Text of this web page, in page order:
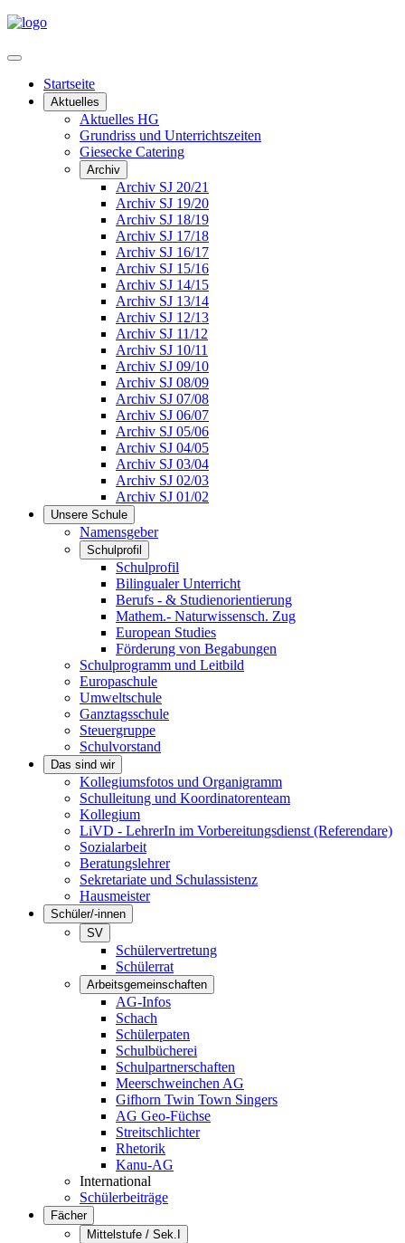
Startseite
Aktuelles
Aktuelles HG
Grundriss und Unterrichtszeiten
Giesecke Catering
Archiv
Archiv SJ 20/21
Archiv SJ 19/20
Archiv SJ 18/19
Archiv SJ 17/18
Archiv SJ 16/17
Archiv SJ 15/16
Archiv SJ 14/15
Archiv SJ 13/14
Archiv SJ 12/13
Archiv SJ 11/12
Archiv SJ 10/11
Archiv SJ 09/10
Archiv SJ 08/09
Archiv SJ 07/08
Archiv SJ 06/07
Archiv SJ 05/06
Archiv SJ 04/05
Archiv SJ 03/04
Archiv SJ 02/03
Archiv SJ 01/02
Unsere Schule
Namensgeber
Schulprofil
Schulprofil
Bilingualer Unterricht
Berufs - & Studienorientierung
Mathem.- Naturwissensch. Zug
European Studies
Förderung von Begabungen
Schulprogramm und Leitbild
Europaschule
Umweltschule
Ganztagsschule
Steuergruppe
Schulvorstand
Das sind wir
Kollegiumsfotos und Organigramm
Schulleitung und Koordinatorenteam
Kollegium
LiVD - LehrerIn im Vorbereitungsdienst (Referendare)
Sozialarbeit
Beratungslehrer
Sekretariate und Schulassistenz
Hausmeister
Schüler/-innen
SV
Schülervertretung
Schülerrat
Arbeitsgemeinschaften
AG-Infos
Schach
Schülerpaten
Schulbücherei
Schulpartnerschaften
Meerschweinchen AG
Gifhorn Twin Town Singers
AG Geo-Füchse
Streitschlichter
Rhetorik
Kanu-AG
International
Schülerbeiträge
Fächer
Mittelstufe / Sek.I